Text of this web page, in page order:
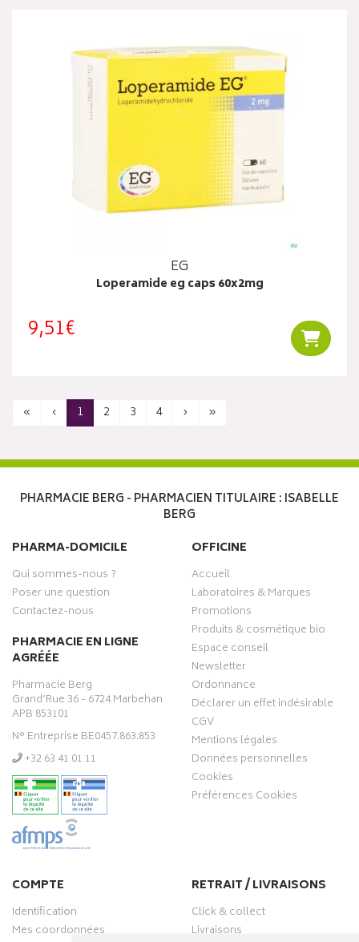
EG
Loperamide eg caps 60x2mg
9,51€
« ‹ 1 2 3 4 › »
PHARMACIE BERG - PHARMACIEN TITULAIRE : ISABELLE
BERG
PHARMA-DOMICILE
Qui sommes-nous ?
Poser une question
Contactez-nous
PHARMACIE EN LIGNE
AGRÉÉE
Pharmacie Berg
Grand’Rue 36 - 6724 Marbehan
APB 853101
N° Entreprise BE0457.863.853
‭+32 63 41 01 11‬
OFFICINE
Accueil
Laboratoires & Marques
Promotions
Produits & cosmétique bio
Espace conseil
Newsletter
Ordonnance
Déclarer un effet indésirable
CGV
Mentions légales
Données personnelles
Cookies
Préférences Cookies
COMPTE
Identification
Mes coordonnées
RETRAIT / LIVRAISONS
Click & collect
Livraisons